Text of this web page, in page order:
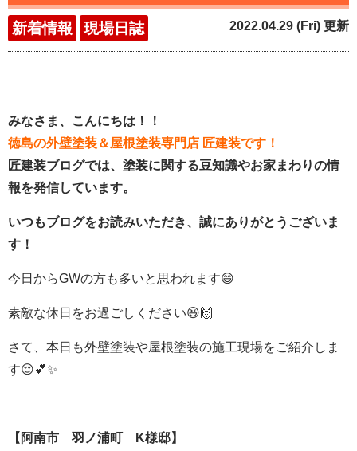
新着情報 現場日誌 2022.04.29 (Fri) 更新
みなさま、こんにちは！！
徳島の外壁塗装＆屋根塗装専門店 匠建装です！
匠建装ブログでは、塗装に関する豆知識やお家まわりの情
報を発信しています。
いつもブログをお読みいただき、誠にありがとうございま
す！
今日からGWの方も多いと思われます😄
素敵な休日をお過ごしください😆🙌
さて、本日も外壁塗装や屋根塗装の施工現場をご紹介しま
す😌💕✨
【阿南市 羽ノ浦町 K様邸】